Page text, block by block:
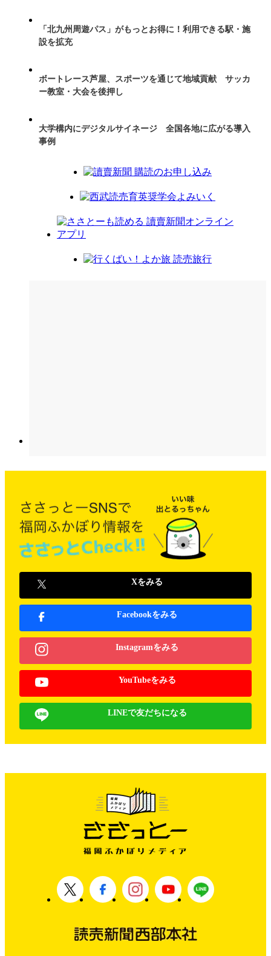
「北九州周遊パス」がもっとお得に！利用できる駅・施
設を拡充
ボートレース芦屋、スポーツを通じて地域貢献 サッカ
ー教室・大会を後押し
大学構内にデジタルサイネージ 全国各地に広がる導入
事例
Xをみる
Facebookをみる
Instagramをみる
YouTubeをみる
LINEで友だちになる